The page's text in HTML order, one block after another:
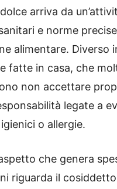
arriva da
e norme
alimentare. Diverso
fatte in casa, che
non accettare
legate a
o allergie.
che genera
riguarda il cosiddetto